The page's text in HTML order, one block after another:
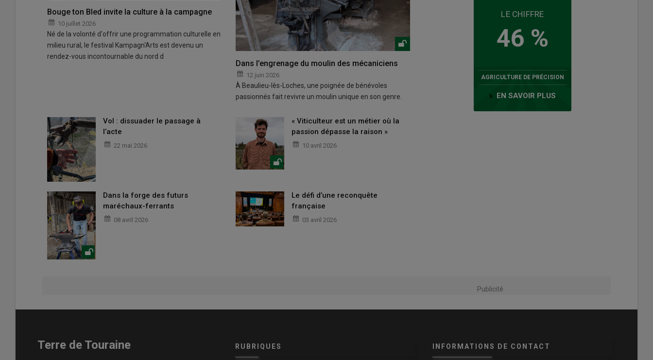
Bouge ton Bled invite la culture à la campagne
10 juillet 2026
Né de la volonté d'offrir une programmation culturelle en
milieu rural, le festival Kampagn'Arts est devenu un
rendez-vous incontournable du nord d
Dans l’engrenage du moulin des mécaniciens
12 juin 2026
À Beaulieu-lès-Loches, une poignée de bénévoles
passionnés fait revivre un moulin unique en son genre.
Vol : dissuader le passage à
l’acte
22 mai 2026
« Viticulteur est un métier où la
passion dépasse la raison »
10 avril 2026
Dans la forge des futurs
maréchaux-ferrants
08 avril 2026
Le défi d’une reconquête
française
03 avril 2026
LE CHIFFRE
46 %
AGRICULTURE DE PRÉCISION
EN SAVOIR PLUS
Publicité
Terre de Touraine RUBRIQUES INFORMATIONS DE CONTACT